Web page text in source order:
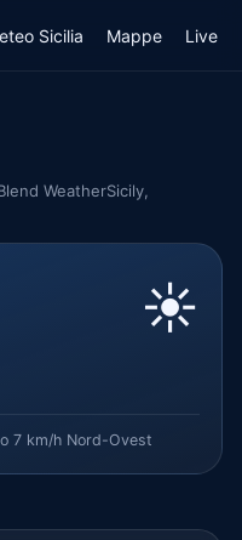
Sicilia Mappe Live
WeatherSicily,
☀️
7 km/h Nord-Ovest